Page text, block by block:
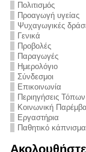
Πολιτισμός
Προαγωγή υγείας
Ψυχαγωγικές
Γενικά
Προβολές
Παραγωγές
Ημερολόγιο
Σύνδεσμοι
Επικοινωνία
Περιηγήσεις Τόπων
Κοινωνική
Εργαστήρια
Παθητικό κάπνισμα
από την
την
στο
Πρόληψης